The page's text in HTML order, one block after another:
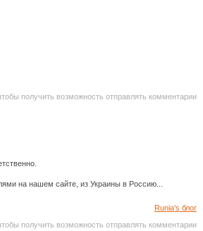
получить возможность отправлять комментарии
на нашем сайте, из Украины в Россию...
Runia's блог
получить возможность отправлять комментарии